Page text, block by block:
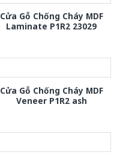
Cửa Gỗ Chống Cháy MDF
Laminate P1R2 23029
Cửa Gỗ Chống Cháy MDF
Veneer P1R2 ash